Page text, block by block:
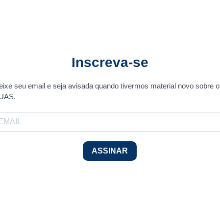
Inscreva-se
seu email e seja avisada quando tivermos material novo sobre o
ASSINAR